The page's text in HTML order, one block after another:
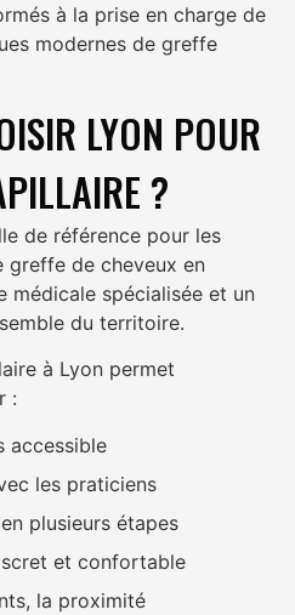
à la prise en charge de
modernes de greffe
LYON POUR
?
de référence pour les
greffe de cheveux en
médicale spécialisée et un
du territoire.
à Lyon permet
:
accessible
les praticiens
plusieurs étapes
et confortable
la proximité